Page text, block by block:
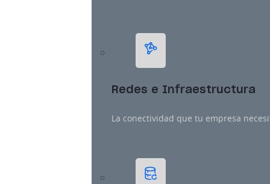
Redes e Infraestructura
La conectividad que tu empresa